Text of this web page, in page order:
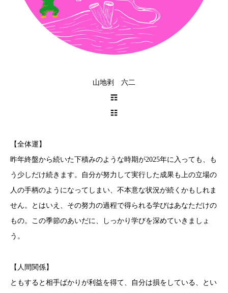
山地剥 六二
☶
☷
【全体運】
昨年終盤から続いた下積みのような時期が2025年に入っても、も
う少しだけ続きます。自分が努力して実行した成果も上の立場の
人の手柄のようになってしまい、不本意な状況が続くかもしれま
せん。とはいえ、その努力の過程で得られる学びはあなただけの
もの。この季節のあいだに、しっかり学びを深めていきましょ
う。
【人間関係】
ともすると相手ばかりが利益を得て、自分は損をしている、とい